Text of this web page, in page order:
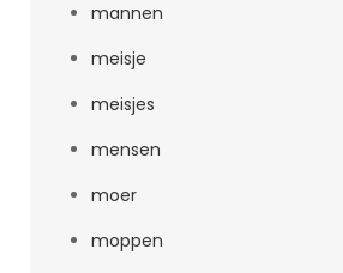
mannen
meisje
meisjes
mensen
moer
moppen